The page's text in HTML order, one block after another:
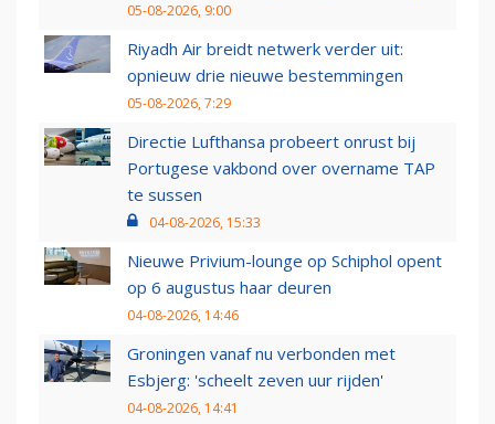
05-08-2026, 9:00
Riyadh Air breidt netwerk verder uit:
opnieuw drie nieuwe bestemmingen
05-08-2026, 7:29
Directie Lufthansa probeert onrust bij
Portugese vakbond over overname TAP
te sussen
04-08-2026, 15:33
Nieuwe Privium-lounge op Schiphol opent
op 6 augustus haar deuren
04-08-2026, 14:46
Groningen vanaf nu verbonden met
Esbjerg: 'scheelt zeven uur rijden'
04-08-2026, 14:41